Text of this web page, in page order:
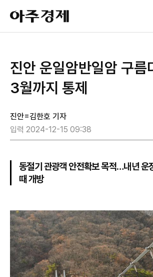
아
주
경
진안 운일암반일암 구름
3월까지 통제
진안=김한호 기자
입력 2024-12-15 09:38
동절기 관광객 안전확보 목적…내년 운
때 개방